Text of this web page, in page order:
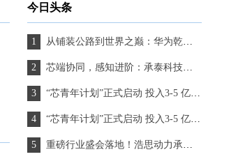
今日头条
从铺装公路到世界之巅：华为乾崑智驾拓展出辅助驾驶“最后一公里”
芯端协同，感知进阶：承泰科技携手英飞凌探索下一代雷达架构
“芯青年计划”正式启动 投入3-5 亿元专项资金，以真实产业场景托举青年梦想
“芯青年计划”正式启动 投入3-5 亿元专项资金，以真实产业场景托举青年梦想
重磅行业盛会落地！浩思动力承办第六届车用动力系统国际论坛